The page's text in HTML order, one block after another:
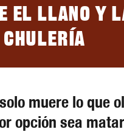
el llano y
chulería
muere lo que
opción sea